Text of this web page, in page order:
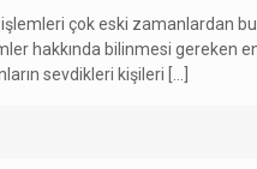
çok eski zamanlardan
hakkında bilinmesi gereken
sevdikleri kişileri